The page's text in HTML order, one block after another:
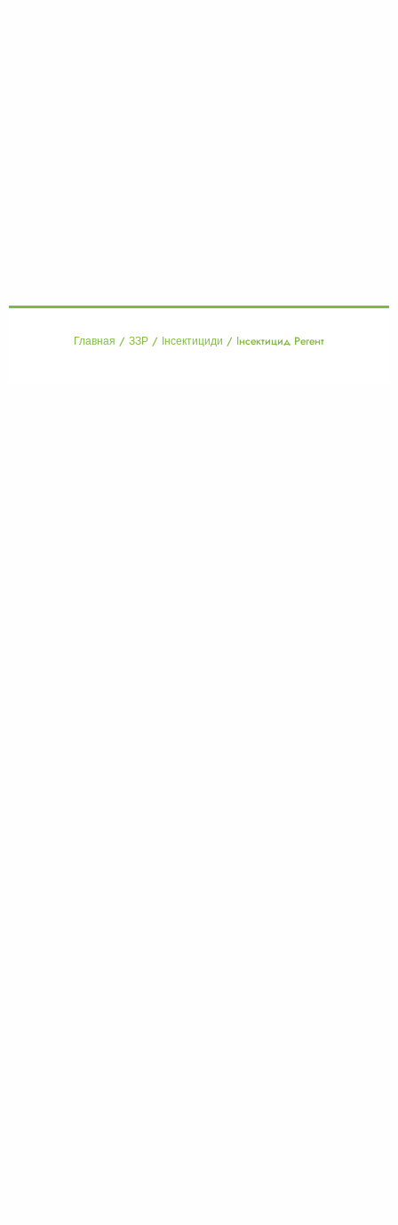
Главная / ЗЗР / Інсектициди / Інсектицид Регент